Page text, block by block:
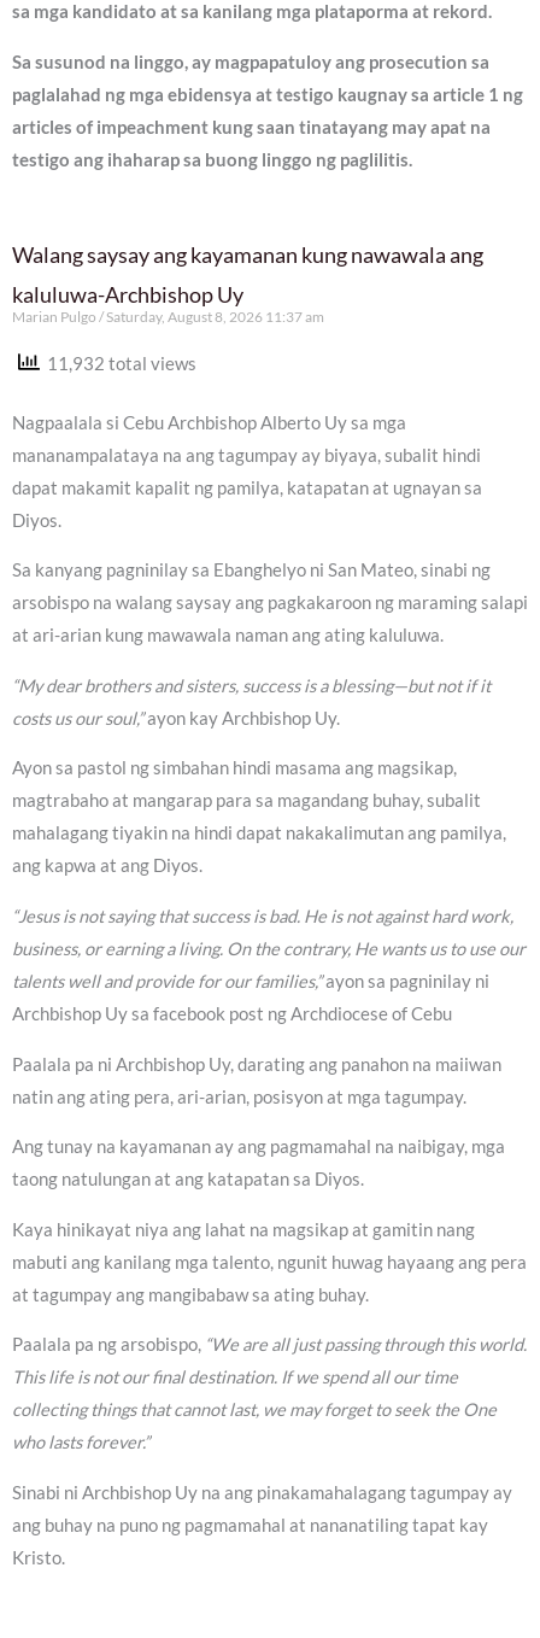
sa mga kandidato at sa kanilang mga plataporma at rekord.
Sa susunod na linggo, ay magpapatuloy ang prosecution sa
paglalahad ng mga ebidensya at testigo kaugnay sa article 1 ng
articles of impeachment kung saan tinatayang may apat na
testigo ang ihaharap sa buong linggo ng paglilitis.
Walang saysay ang kayamanan kung nawawala ang
kaluluwa-Archbishop Uy
Marian Pulgo Saturday, August 8, 2026 11:37 am
11,932 total views
Nagpaalala si Cebu Archbishop Alberto Uy sa mga
mananampalataya na ang tagumpay ay biyaya, subalit hindi
dapat makamit kapalit ng pamilya, katapatan at ugnayan sa
Diyos.
Sa kanyang pagninilay sa Ebanghelyo ni San Mateo, sinabi ng
arsobispo na walang saysay ang pagkakaroon ng maraming salapi
at ari-arian kung mawawala naman ang ating kaluluwa.
“My dear brothers and sisters, success is a blessing—but not if it
costs us our soul,”ayon kay Archbishop Uy.
Ayon sa pastol ng simbahan hindi masama ang magsikap,
magtrabaho at mangarap para sa magandang buhay, subalit
mahalagang tiyakin na hindi dapat nakakalimutan ang pamilya,
ang kapwa at ang Diyos.
“Jesus is not saying that success is bad. He is not against hard work,
business, or earning a living. On the contrary, He wants us to use our
talents well and provide for our families,”ayon sa pagninilay ni
Archbishop Uy sa facebook post ng Archdiocese of Cebu
Paalala pa ni Archbishop Uy, darating ang panahon na maiiwan
natin ang ating pera, ari-arian, posisyon at mga tagumpay.
Ang tunay na kayamanan ay ang pagmamahal na naibigay, mga
taong natulungan at ang katapatan sa Diyos.
Kaya hinikayat niya ang lahat na magsikap at gamitin nang
mabuti ang kanilang mga talento, ngunit huwag hayaang ang pera
at tagumpay ang mangibabaw sa ating buhay.
Paalala pa ng arsobispo, “We are all just passing through this world.
This life is not our final destination. If we spend all our time
collecting things that cannot last, we may forget to seek the One
who lasts forever.”
Sinabi ni Archbishop Uy na ang pinakamahalagang tagumpay ay
ang buhay na puno ng pagmamahal at nananatiling tapat kay
Kristo.